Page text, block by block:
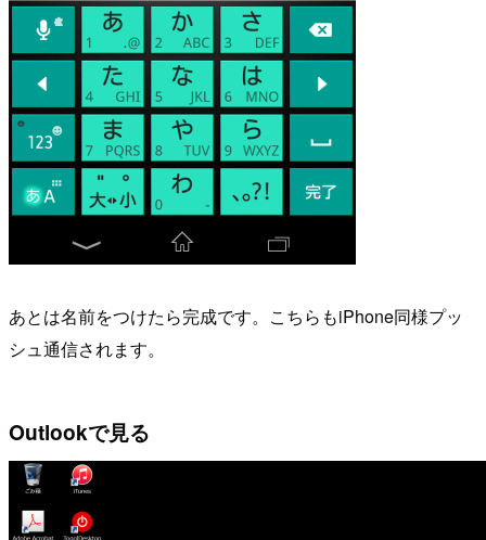
あとは名前をつけたら完成です。こちらもiPhone同様プッ
シュ通信されます。
Outlookで見る